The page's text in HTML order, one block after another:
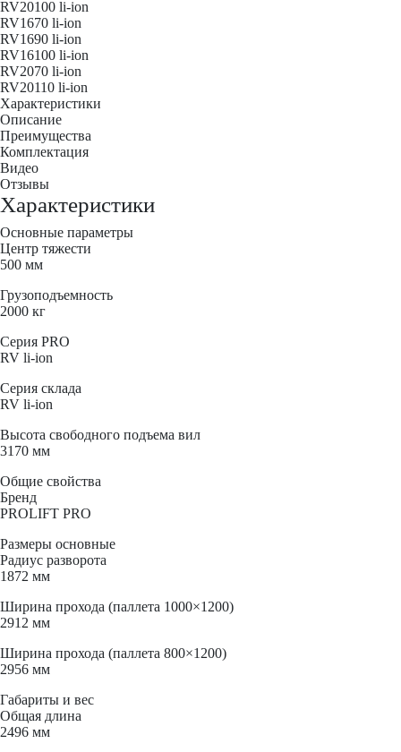
RV20100 li-ion
RV1670 li-ion
RV1690 li-ion
RV16100 li-ion
RV2070 li-ion
RV20110 li-ion
Характеристики
Описание
Преимущества
Комплектация
Видео
Отзывы
Характеристики
Основные параметры
Центр тяжести
500 мм
Грузоподъемность
2000 кг
Серия PRO
RV li-ion
Серия склада
RV li-ion
Высота свободного подъема вил
3170 мм
Общие свойства
Бренд
PROLIFT PRO
Размеры основные
Радиус разворота
1872 мм
Ширина прохода (паллета 1000×1200)
2912 мм
Ширина прохода (паллета 800×1200)
2956 мм
Габариты и вес
Общая длина
2496 мм